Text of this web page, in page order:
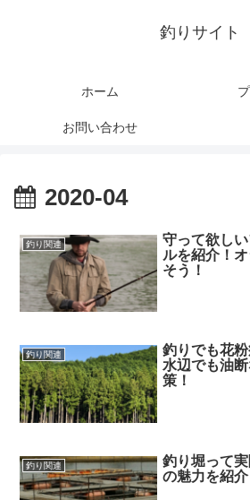
釣りサイト
ホーム
お問い合わせ
2020-04
釣り関連
守って欲し
ルを紹介！
そう！
釣り関連
釣りでも花
水辺でも油
策！
釣り関連
釣り堀って
の魅力を紹介